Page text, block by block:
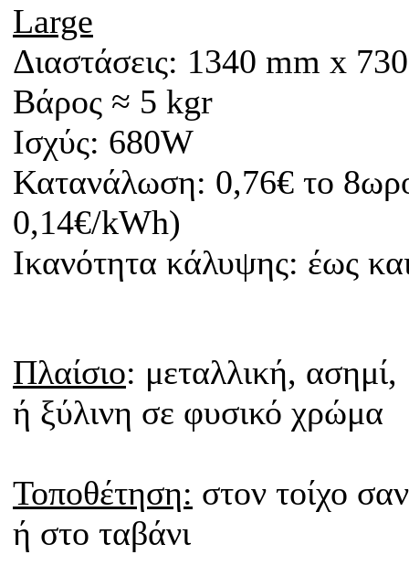
Large
Διαστάσεις: 1340 mm x
Βάρος ≈ 5 kgr
Ισχύς: 680W
Κατανάλωση: 0,76€ το
0,14€/kWh)
Iκανότητα κάλυψης: έως
Πλαίσιο: μεταλλική,
ή ξύλινη σε φυσικό χρώμα
Τοποθέτηση: στον τοίχο
ή στο ταβάνι